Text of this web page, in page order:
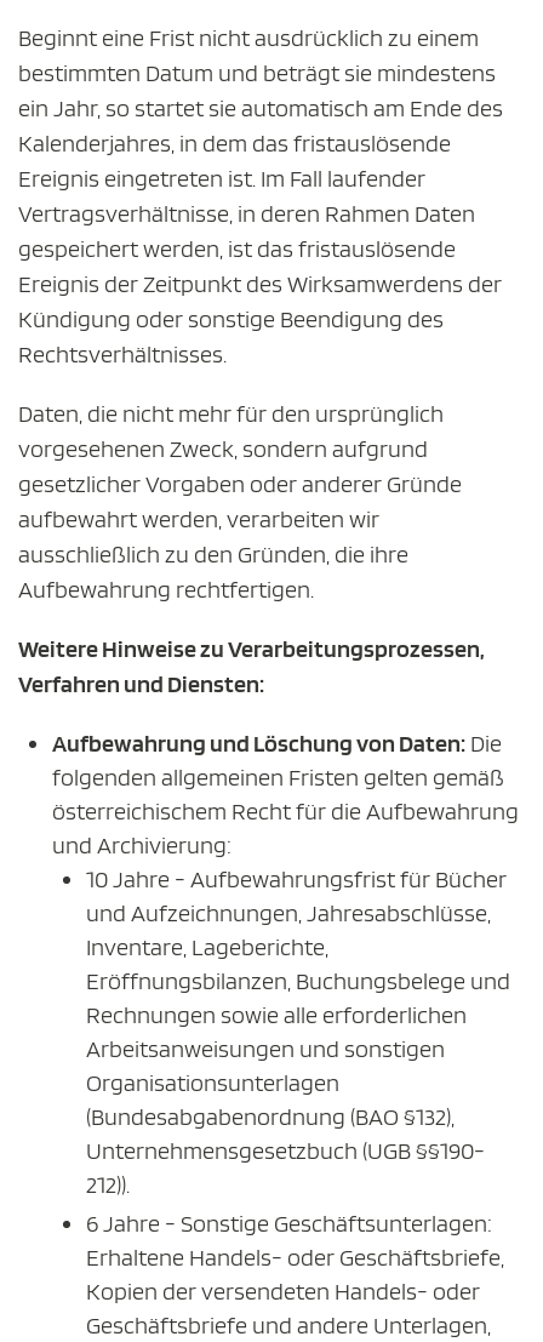
Beginnt eine Frist nicht ausdrücklich zu einem
bestimmten Datum und beträgt sie mindestens
ein Jahr, so startet sie automatisch am Ende des
Kalenderjahres, in dem das fristauslösende
Ereignis eingetreten ist. Im Fall laufender
Vertragsverhältnisse, in deren Rahmen Daten
gespeichert werden, ist das fristauslösende
Ereignis der Zeitpunkt des Wirksamwerdens der
Kündigung oder sonstige Beendigung des
Rechtsverhältnisses.
Daten, die nicht mehr für den ursprünglich
vorgesehenen Zweck, sondern aufgrund
gesetzlicher Vorgaben oder anderer Gründe
aufbewahrt werden, verarbeiten wir
ausschließlich zu den Gründen, die ihre
Aufbewahrung rechtfertigen.
Weitere Hinweise zu Verarbeitungsprozessen,
Verfahren und Diensten:
Aufbewahrung und Löschung von Daten: Die
folgenden allgemeinen Fristen gelten gemäß
österreichischem Recht für die Aufbewahrung
und Archivierung:
10 Jahre - Aufbewahrungsfrist für Bücher
und Aufzeichnungen, Jahresabschlüsse,
Inventare, Lageberichte,
Eröffnungsbilanzen, Buchungsbelege und
Rechnungen sowie alle erforderlichen
Arbeitsanweisungen und sonstigen
Organisationsunterlagen
(Bundesabgabenordnung (BAO §132),
Unternehmensgesetzbuch (UGB §§190-
212)).
6 Jahre - Sonstige Geschäftsunterlagen:
Erhaltene Handels- oder Geschäftsbriefe,
Kopien der versendeten Handels- oder
Geschäftsbriefe und andere Unterlagen,